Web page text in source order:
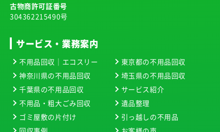
古物商許可証番号
304362215490号
サービス・業務案内
不用品回収｜エコスリー
東京都の不用品回収
神奈川県の不用品回収
埼玉県の不用品回収
千葉県の不用品回収
サービス紹介
不用品・粗大ごみ回収
遺品整理
ゴミ屋敷の片付け
引っ越しの不用品